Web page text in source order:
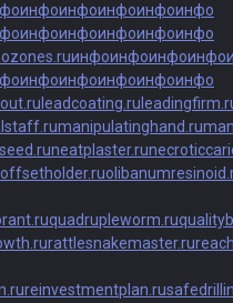
инфоинфоинфоинфоинфо
инфоинфоинфоинфоинфо
инфоинфоинфоинфо
инфоинфоинфоинфоинфо
leadcoating.ru
manipulatinghand.ru
neatplaster.ru
offsetholder.ru
quadrupleworm.ru
rattlesnakemaster.ru
reinvestmentplan.ru